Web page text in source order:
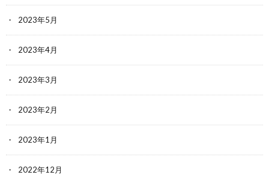
2023年5月
2023年4月
2023年3月
2023年2月
2023年1月
2022年12月